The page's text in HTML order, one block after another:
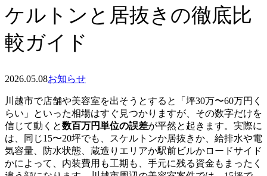
ケルトンと居抜きの徹底比
較ガイド
2026.05.08お知らせ
川越市で店舗や美容室を出そうとすると「坪30万〜60万円く
らい」といった相場はすぐ見つかりますが、その数字だけを
信じて動くと数百万円単位の誤差が平然と起きます。実際に
は、同じ15〜20坪でも、スケルトンか居抜きか、給排水や電
気容量、防水状態、蔵造りエリアか駅前ビルかロードサイド
かによって、内装費用も工期も、手元に残る資金もまったく